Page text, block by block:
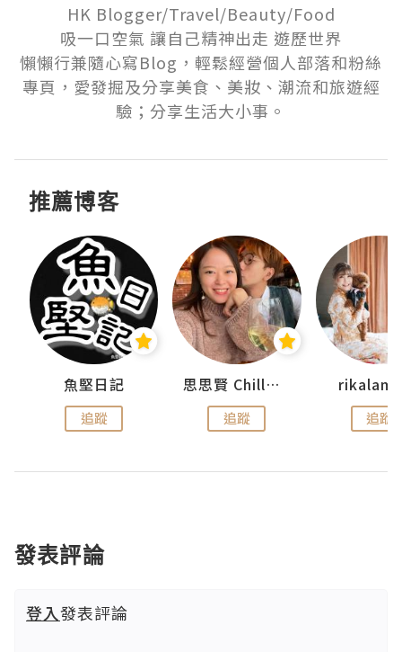
HK Blogger/Travel/Beauty/Food
吸一口空氣 讓自己精神出走 遊歷世界
懶懶行兼隨心寫Blog，輕鬆經營個人部落和粉絲
專頁，愛發掘及分享美食、美妝、潮流和旅遊經
驗；分享生活大小事。
推薦博客
魚堅日記
追蹤
思思賢 ChillMyBabe
追蹤 追蹤
發表評論
登入發表評論